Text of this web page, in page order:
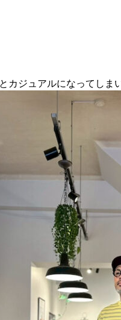
カジュアルになってしま